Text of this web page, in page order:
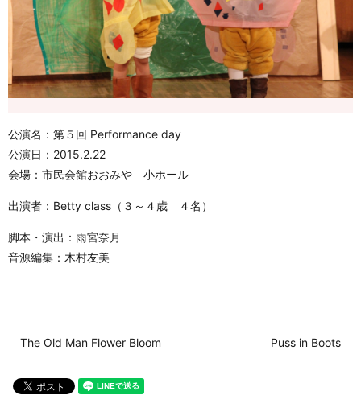
公演名：第５回 Performance day
公演日：2015.2.22
会場：市民会館おおみや 小ホール
出演者：Betty class（３～４歳 ４名）
脚本・演出：雨宮奈月
音源編集：木村友美
The Old Man Flower Bloom Puss in Boots